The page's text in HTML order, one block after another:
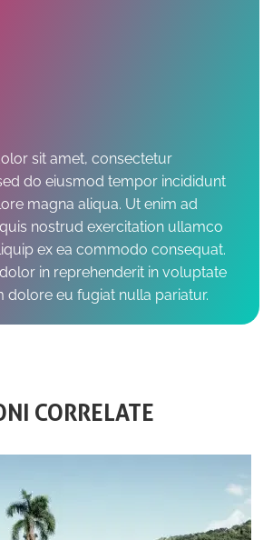
sit amet, consectetur
do eiusmod tempor incididunt
magna aliqua. Ut enim ad
nostrud exercitation ullamco
ex ea commodo consequat.
in reprehenderit in voluptate
dolore eu fugiat nulla pariatur.
CORRELATE